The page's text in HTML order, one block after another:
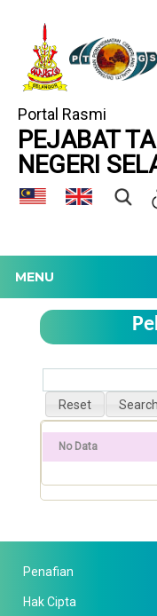
Portal Rasmi
PEJABAT
NEGERI
MENU
No Data
Penafian
Hak Cipta